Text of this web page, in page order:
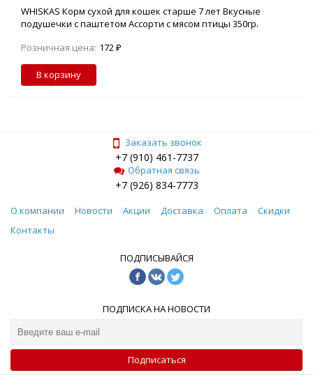
WHISKAS Корм сухой для кошек старше 7 лет Вкусные
подушечки с паштетом Ассорти с мясом птицы 350гр.
Розничная цена: 172 ₽
В корзину
Заказать звонок
+7 (910) 461-7737
Обратная связь
+7 (926) 834-7773
О компании Новости Акции Доставка Оплата
Скидки
Контакты
ПОДПИСЫВАЙСЯ
ПОДПИСКА НА НОВОСТИ
Подписаться